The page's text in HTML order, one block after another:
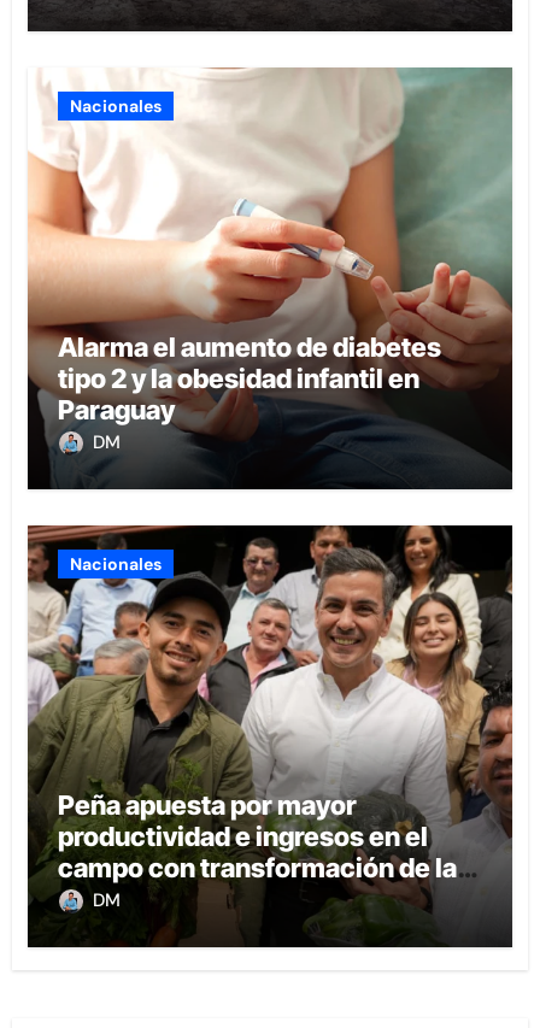
Nacionales
Alarma el aumento de diabetes
tipo 2 y la obesidad infantil en
Paraguay
DM
Nacionales
Peña apuesta por mayor
productividad e ingresos en el
campo con transformación de la
agricultura familiar
DM